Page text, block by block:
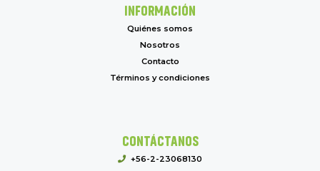
INFORMACIÓN
Quiénes somos
Nosotros
Contacto
Términos y condiciones
CONTÁCTANOS
+56-2-23068130